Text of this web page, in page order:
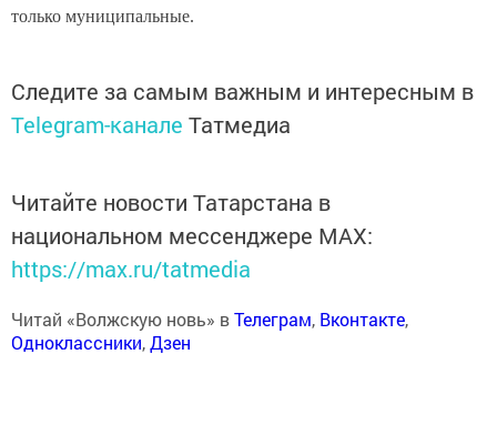
только муниципальные.
Следите за самым важным и интересным в
Telegram-канале Татмедиа
Читайте новости Татарстана в
национальном мессенджере MАХ:
https://max.ru/tatmedia
Читай «Волжскую новь» вТелеграм, Вконтакте,
Одноклассники,Дзен